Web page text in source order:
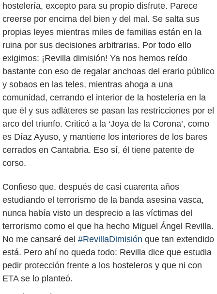
hostelería, excepto para su propio disfrute. Parece
creerse por encima del bien y del mal. Se salta sus
propias leyes mientras miles de familias están en la
ruina por sus decisiones arbitrarias. Por todo ello
exigimos: ¡Revilla dimisión! Ya nos hemos reído
bastante con eso de regalar anchoas del erario público
y sobaos en las teles, mientras ahoga a una
comunidad, cerrando el interior de la hostelería en la
que él y sus adláteres se pasan las restricciones por el
arco del triunfo. Criticó a la ‘Joya de la Corona’, como
es Díaz Ayuso, y mantiene los interiores de los bares
cerrados en Cantabria. Eso sí, él tiene patente de
corso.
Confieso que, después de casi cuarenta años
estudiando el terrorismo de la banda asesina vasca,
nunca había visto un desprecio a las víctimas del
terrorismo como el que ha hecho Miguel Ángel Revilla.
No me cansaré del #RevillaDimisión que tan extendido
está. Pero ahí no queda todo: Revilla dice que estudia
pedir protección frente a los hosteleros y que ni con
ETA se lo planteó.